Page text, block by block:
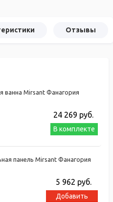
Отзывы
ванна Mirsant Фанагория
24 269 руб.
В комплекте
панель Mirsant Фанагория
5 962 руб.
Добавить